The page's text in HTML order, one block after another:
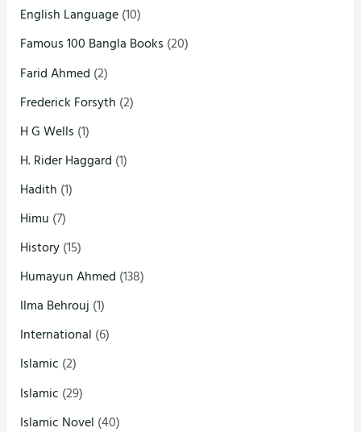
English Language(10)
Famous 100 Bangla Books (20)
Farid Ahmed (2)
Frederick Forsyth (2)
H G Wells (1)
H. Rider Haggard (1)
Hadith (1)
Himu (7)
History(15)
Humayun Ahmed (138)
Ilma Behrouj (1)
International (6)
Islamic (2)
Islamic (29)
Islamic Novel (40)